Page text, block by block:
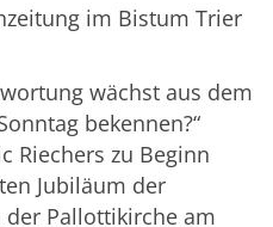
im Bistum Trier
wächst aus dem
bekennen?“
Riechers zu Beginn
Jubiläum der
der Pallottikirche am